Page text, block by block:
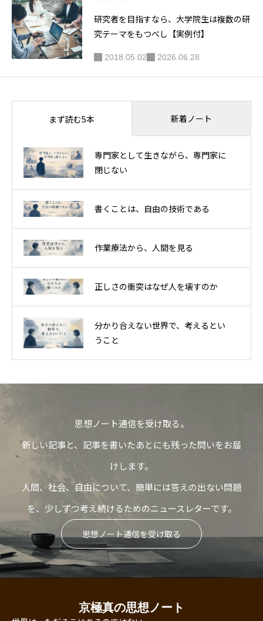
研究者を目指すなら、大学院生は複数の研
究テーマをもつべし【実例付】
2018.05.02 2026.06.28
まず読む5本 新着ノート
専門家として生きながら、専門家に
閉じない
書くことは、自由の技術である
作業療法から、人間を見る
正しさの衝突はなぜ人を壊すのか
分かり合えない世界で、考えるとい
うこと
思想ノート通信を受け取る。
新しい記事と、記事を書いたあとにも残った問いをお届
けします。
人間、社会、自由について、簡単には答えの出ない問題
を、少しずつ考え続けるためのニュースレターです。
思想ノート通信を受け取る
京極真の思想ノート